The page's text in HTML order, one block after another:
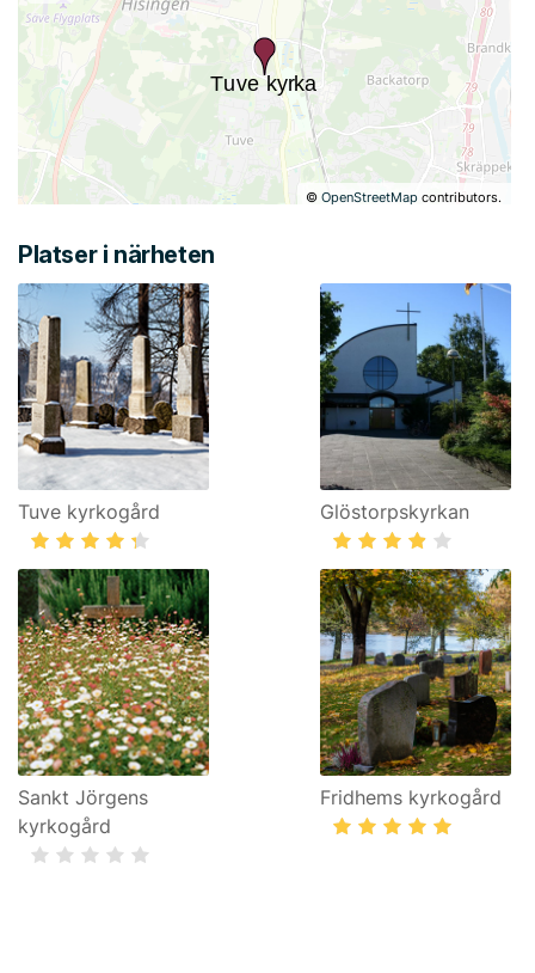
©OpenStreetMap contributors.
Platser i närheten
Tuve kyrkogård Glöstorpskyrkan
Sankt Jörgens
kyrkogård
Fridhems kyrkogård